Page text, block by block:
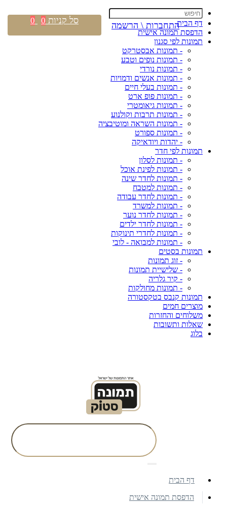
דף הבית
הדפסת תמונה אישית
תמונות לפי סגנון
- תמונות אבסטרקט
- תמונות נופים וטבע
- תמונות נורדי
- תמונות אנשים ודמויות
- תמונות בעלי חיים
- תמונות פופ ארט
- תמונות גיאומטרי
- תמונות תרבות וקולנוע
- תמונות השראה ומוטיבציה
- תמונות ספורט
- יהדות ויודאיקה
תמונות לפי חדר
- תמונות לסלון
- תמונות לפינת אוכל
- תמונות לחדר שינה
- תמונות למטבח
- תמונות לחדר עבודה
- תמונות למשרד
- תמונות לחדר נוער
- תמונות לחדר ילדים
- תמונות לחדרי תינוקות
- תמונות למבואה - לובי
תמונות בסטים
- זוג תמונות
- שלישיית תמונות
- קיר גלריה
- תמונות מחולקות
תמונות קנבס בטקסטורה
מוצרים חמים
משלוחים והחזרות
שאלות ותשובות
בלוג
התחברות \ הרשמה סל קניות 0
0
דף הבית
הדפסת תמונה אישית